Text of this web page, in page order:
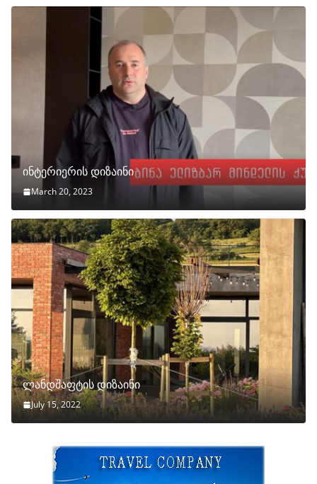
ინტერიერის დიზაინი
March 20, 2023
ლანდშაფტის დიზაინი
July 15, 2022